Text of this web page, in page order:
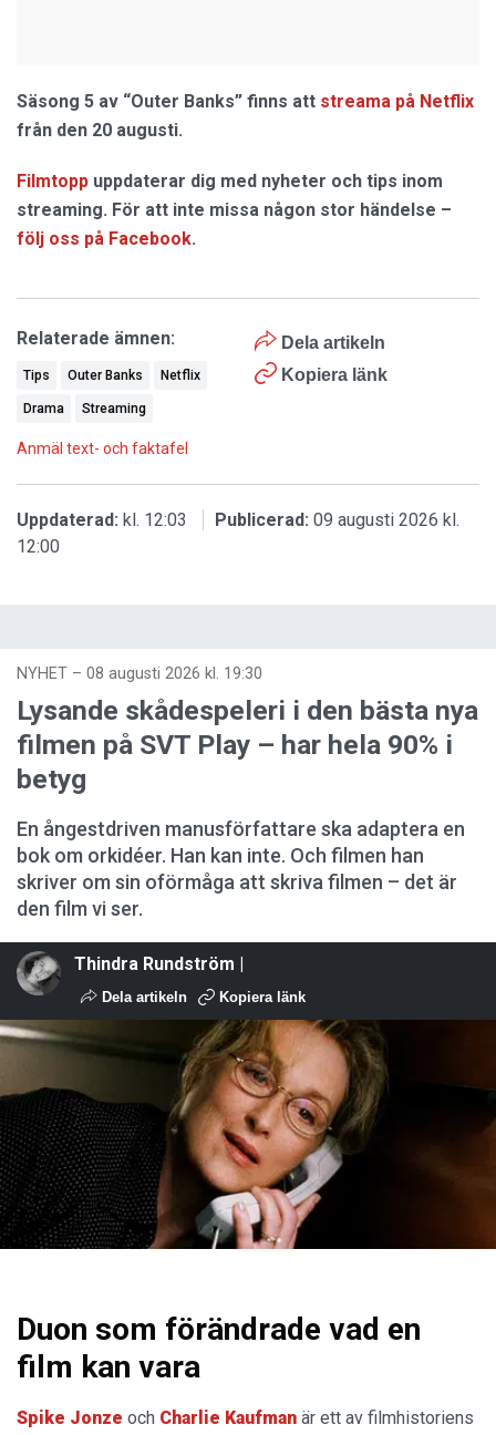
Säsong 5 av “Outer Banks” finns att streama på Netflix
från den 20 augusti.
Filmtopp uppdaterar dig med nyheter och tips inom
streaming. För att inte missa någon stor händelse –
följ oss på Facebook.
Dela artikeln
Kopiera länk
Relaterade ämnen:
Tips Outer Banks Netflix
Drama Streaming
Anmäl text- och faktafel
Uppdaterad: kl. 12:03 Publicerad: 09 augusti 2026 kl.
12:00
NYHET – 08 augusti 2026 kl. 19:30
Lysande skådespeleri i den bästa nya
filmen på SVT Play – har hela 90% i
betyg
En ångestdriven manusförfattare ska adaptera en
bok om orkidéer. Han kan inte. Och filmen han
skriver om sin oförmåga att skriva filmen – det är
den film vi ser.
Thindra Rundström |
Dela artikeln Kopiera länk
Duon som förändrade vad en
film kan vara
Spike Jonze och Charlie Kaufman är ett av filmhistoriens